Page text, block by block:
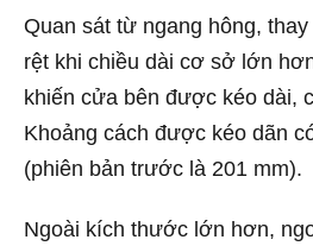
Quan sát từ ngang hông,
rệt khi chiều dài cơ sở lớn
khiến cửa bên được kéo dài,
Khoảng cách được kéo dãn
(phiên bản trước là 201 mm).
Ngoài kích thước lớn hơn,